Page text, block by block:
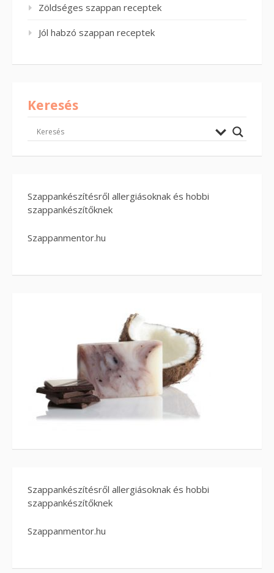
Zöldséges szappan receptek
Jól habzó szappan receptek
Keresés
Szappankészítésről allergiásoknak és hobbi
szappankészítőknek
Szappanmentor.hu
Szappankészítésről allergiásoknak és hobbi
szappankészítőknek
Szappanmentor.hu